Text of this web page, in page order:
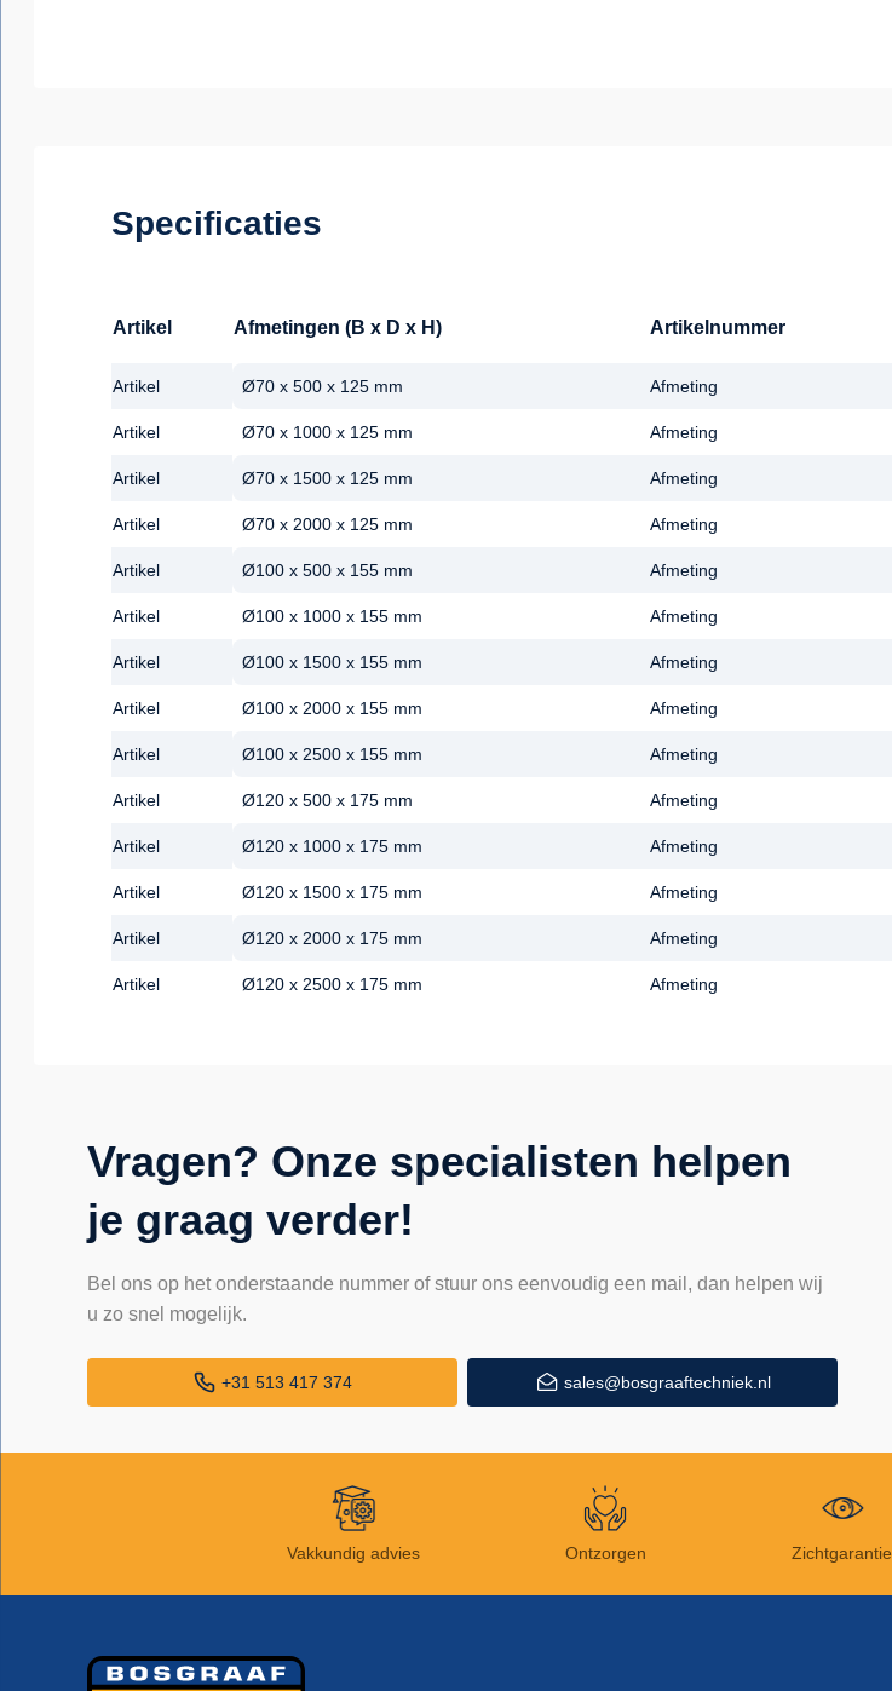
Specificaties
Artikel Afmetingen (B x D x H) Artikelnummer
Artikel Ø70 x 500 x 125 mm Afmeting
Artikel Ø70 x 1000 x 125 mm Afmeting
Artikel Ø70 x 1500 x 125 mm Afmeting
Artikel Ø70 x 2000 x 125 mm Afmeting
Artikel Ø100 x 500 x 155 mm Afmeting
Artikel Ø100 x 1000 x 155 mm Afmeting
Artikel Ø100 x 1500 x 155 mm Afmeting
Artikel Ø100 x 2000 x 155 mm Afmeting
Artikel Ø100 x 2500 x 155 mm Afmeting
Artikel Ø120 x 500 x 175 mm Afmeting
Artikel Ø120 x 1000 x 175 mm Afmeting
Artikel Ø120 x 1500 x 175 mm Afmeting
Artikel Ø120 x 2000 x 175 mm Afmeting
Artikel Ø120 x 2500 x 175 mm Afmeting
Vragen? Onze specialisten helpen
je graag verder!
Bel ons op het onderstaande nummer of stuur ons eenvoudig een mail, dan helpen wij
u zo snel mogelijk.
+31 513 417 374 sales@bosgraaftechniek.nl
Vakkundig advies Ontzorgen Zichtgarantie